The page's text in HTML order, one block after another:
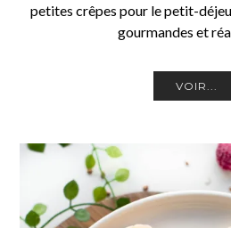
petites crêpes pour le petit-
gourmandes et
VOIR...